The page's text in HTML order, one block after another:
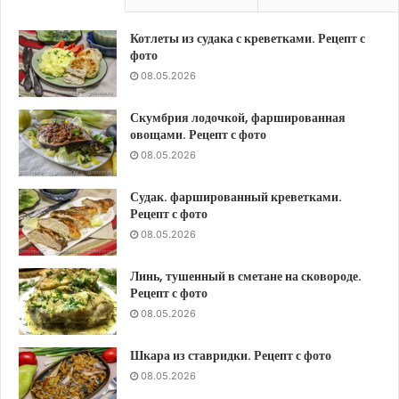
Котлеты из судака с креветками. Рецепт с
фото
08.05.2026
Скумбрия лодочкой, фаршированная
овощами. Рецепт с фото
08.05.2026
Судак. фаршированный креветками.
Рецепт с фото
08.05.2026
Линь, тушенный в сметане на сковороде.
Рецепт с фото
08.05.2026
Шкара из ставридки. Рецепт с фото
08.05.2026